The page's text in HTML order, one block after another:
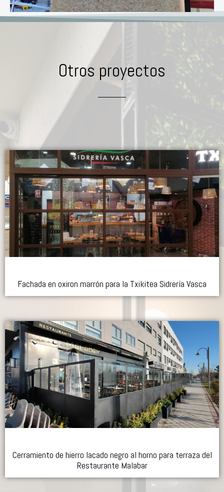
Otros proyectos
Fachada en oxiron marrón para la Txikitea Sidrería Vasca
Cerramiento de hierro lacado negro al horno para terraza del
Restaurante Malabar